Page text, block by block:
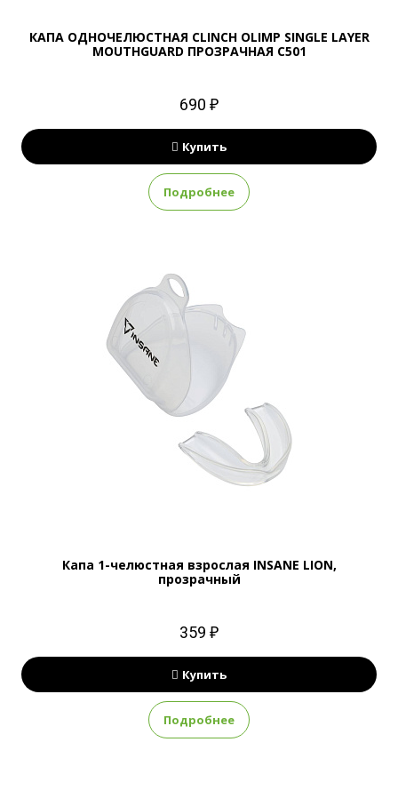
КАПА ОДНОЧЕЛЮСТНАЯ CLINCH OLIMP SINGLE LAYER
MOUTHGUARD ПРОЗРАЧНАЯ C501
690 ₽
Купить
Подробнее
Капа 1-челюстная взрослая INSANE LION,
прозрачный
359 ₽
Купить
Подробнее